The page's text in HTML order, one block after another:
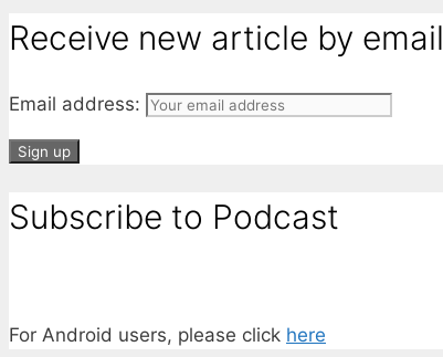
Receive new article by email
Email address:
Subscribe to Podcast
For Android users, please click here